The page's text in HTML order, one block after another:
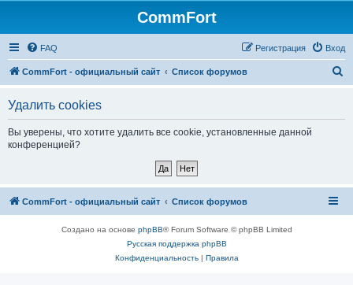
CommFort
FAQ Вход
Регистрация
CommFort - официальный сайт Список форумов
Удалить cookies
Вы уверены, что хотите удалить все cookie, установленные данной
конференцией?
CommFort - официальный сайт Список форумов
Создано на основе phpBB® Forum Software © phpBB Limited
Русская поддержка phpBB
Конфиденциальность| Правила